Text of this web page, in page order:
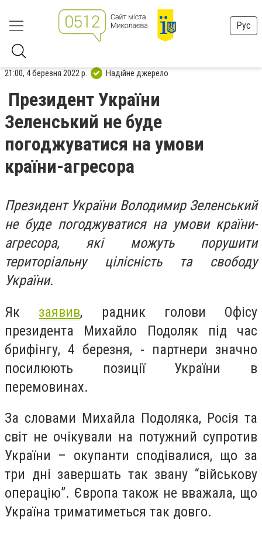
Рус
21:00, 4 березня 2022 р. Надійне джерело
Президент України
Зеленський не буде
погоджуватися на умови
країни-агресора
Президент України Володимир Зеленський
не буде погоджуватися на умови країни-
агресора, які можуть порушити
територіальну цілісність та свободу
України.
Як заявив, радник голови Офісу
президента Михайло Подоляк під час
брифінгу, 4 березня, - партнери значно
посилюють позиції України в
перемовинах.
За словами Михайла Подоляка, Росія та
світ не очікували на потужний супротив
України – окупанти сподівалися, що за
три дні завершать так звану “військову
операцію”. Європа також не вважала, що
Україна триматиметься так довго.